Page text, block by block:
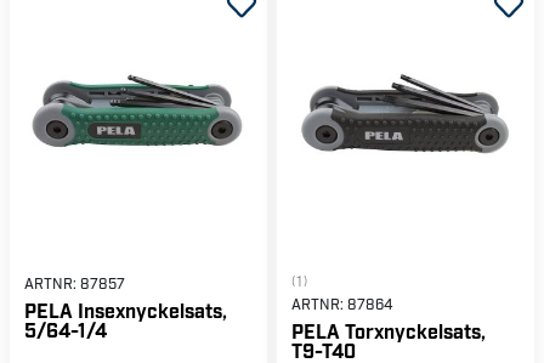
ARTNR: 87857
PELA Insexnyckelsats,
5/64-1/4
(1)
ARTNR: 87864
PELA Torxnyckelsats,
T9-T40